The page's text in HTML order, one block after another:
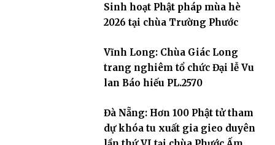
Sinh hoạt Phật pháp mùa hè
2026 tại chùa Trường Phước
Vĩnh Long: Chùa Giác Long
trang nghiêm tổ chức Đại lễ Vu
lan Báo hiếu PL.2570
Đà Nẵng: Hơn 100 Phật tử tham
dự khóa tu xuất gia gieo duyên